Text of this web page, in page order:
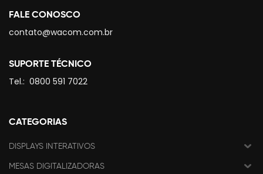
FALE CONOSCO
contato@wacom.com.br
SUPORTE TÉCNICO
Tel.: 0800 591 7022
CATEGORIAS
DISPLAYS INTERATIVOS
MESAS DIGITALIZADORAS